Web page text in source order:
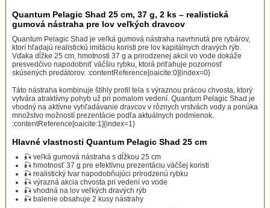
Quantum Pelagic Shad 25 cm, 37 g, 2 ks – realistická
gumová nástraha pre lov veľkých dravcov
Quantum Pelagic Shad je veľká gumová nástraha navrhnutá pre rybárov,
ktorí hľadajú realistickú imitáciu koristi pre lov kapitálnych dravých rýb.
Vďaka dĺžke 25 cm, hmotnosti 37 g a prirodzenej akcii vo vode dokáže
presvedčivo napodobniť väčšiu rybku, ktorá priťahuje pozornosť
skúsených predátorov. :contentReference[oaicite:0]{index=0}
Táto nástraha kombinuje štíhly profil tela s výraznou prácou chvosta, ktorý
vytvára atraktívny pohyb už pri pomalom vedení. Quantum Pelagic Shad je
vhodný na aktívne vyhľadávanie dravcov v rôznych vrstvách vody a ponúka
množstvo možností prezentácie podľa aktuálnych podmienok.
:contentReference[oaicite:1]{index=1}
Hlavné vlastnosti Quantum Pelagic Shad 25 cm
🎣 veľká gumová nástraha s dĺžkou 25 cm
🎣 hmotnosť 37 g pre efektívnu prezentáciu väčšej koristi
🎣 realistický tvar napodobňujúci prirodzenú rybku
🎣 výrazná akcia chvosta pri vedení vo vode
🎣 vhodná na lov veľkých dravých rýb
🎣 balenie obsahuje 2 kusy nástrahy